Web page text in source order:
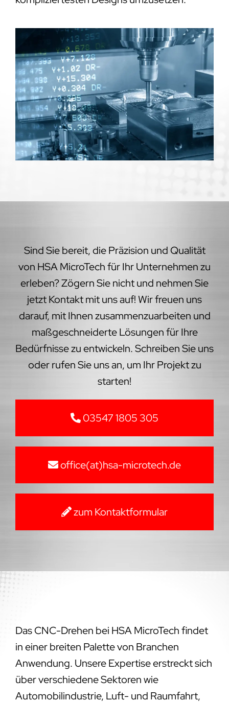
Sind Sie bereit, die Präzision und Qualität
von HSA MicroTech für Ihr Unternehmen zu
erleben? Zögern Sie nicht und nehmen Sie
jetzt Kontakt mit uns auf! Wir freuen uns
darauf, mit Ihnen zusammenzuarbeiten und
maßgeschneiderte Lösungen für Ihre
Bedürfnisse zu entwickeln. Schreiben Sie uns
oder rufen Sie uns an, um Ihr Projekt zu
starten!
03547 1805 305
office(at)hsa-microtech.de
zum Kontaktformular
Das CNC-Drehen bei HSA MicroTech findet
in einer breiten Palette von Branchen
Anwendung. Unsere Expertise erstreckt sich
über verschiedene Sektoren wie
Automobilindustrie, Luft- und Raumfahrt,